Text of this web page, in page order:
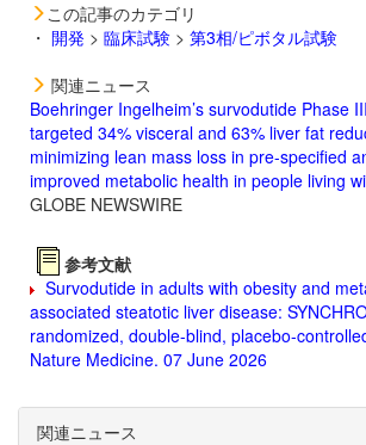
この記事のカテゴリ
・ 開発 > 臨床試験 > 第3相/ピボタル試験
関連ニュース
Boehringer Ingelheim’s survodutide Phase
targeted 34% visceral and 63% liver fat
minimizing lean mass loss in pre-specified
improved metabolic health in people living
GLOBE NEWSWIRE
参考文献
Survodutide in adults with obesity and
associated steatotic liver disease:
randomized, double-blind, placebo-
Nature Medicine. 07 June 2026
関連ニュース